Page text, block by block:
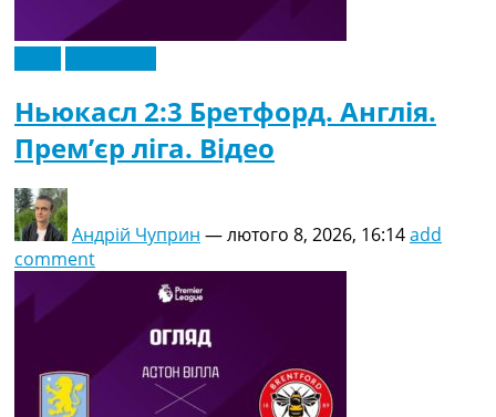
Ньюкасл 2:3 Бретфорд. Англія.
Прем’єр ліга. Відео
Андрій Чуприн —лютого 8, 2026, 16:14add
comment